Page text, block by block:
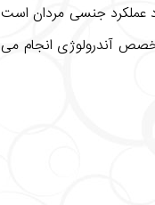
عملکرد جنسی مردان است
آندرولوژی انجام می